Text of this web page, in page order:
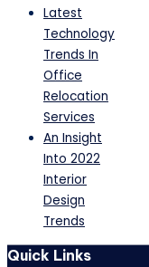
Latest
Technology
Trends In
Office
Relocation
Services
An Insight
Into 2022
Interior
Design
Trends
Quick Links